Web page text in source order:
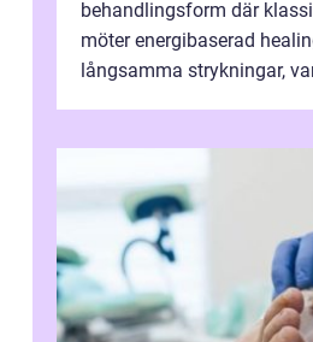
behandlingsform där
möter energibaserad
långsamma strykningar,